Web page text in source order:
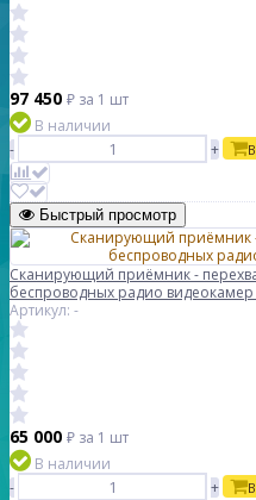
97 450 ₽ за 1 шт
В наличии
-
+
Быстрый просмотр
Сканирующий приёмник -
беспроводных радио видеокамер
Артикул: -
65 000 ₽ за 1 шт
В наличии
-
+